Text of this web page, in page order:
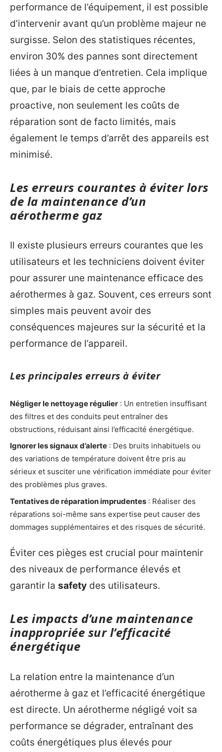
performance de l’équipement, il est possible
d’intervenir avant qu’un problème majeur ne
surgisse. Selon des statistiques récentes,
environ 30% des pannes sont directement
liées à un manque d’entretien. Cela implique
que, par le biais de cette approche
proactive, non seulement les coûts de
réparation sont de facto limités, mais
également le temps d’arrêt des appareils est
minimisé.
Les erreurs courantes à éviter lors
de la maintenance d’un
aérotherme gaz
Il existe plusieurs erreurs courantes que les
utilisateurs et les techniciens doivent éviter
pour assurer une maintenance efficace des
aérothermes à gaz. Souvent, ces erreurs sont
simples mais peuvent avoir des
conséquences majeures sur la sécurité et la
performance de l’appareil.
Les principales erreurs à éviter
Négliger le nettoyage régulier : Un entretien insuffisant
des filtres et des conduits peut entraîner des
obstructions, réduisant ainsi l’efficacité énergétique.
Ignorer les signaux d’alerte : Des bruits inhabituels ou
des variations de température doivent être pris au
sérieux et susciter une vérification immédiate pour éviter
des problèmes plus graves.
Tentatives de réparation imprudentes : Réaliser des
réparations soi-même sans expertise peut causer des
dommages supplémentaires et des risques de sécurité.
Éviter ces pièges est crucial pour maintenir
des niveaux de performance élevés et
garantir la safety des utilisateurs.
Les impacts d’une maintenance
inappropriée sur l’efficacité
énergétique
La relation entre la maintenance d’un
aérotherme à gaz et l’efficacité énergétique
est directe. Un aérotherme négligé voit sa
performance se dégrader, entraînant des
coûts énergétiques plus élevés pour